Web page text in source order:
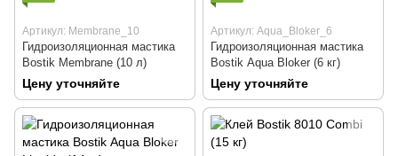
Артикул: Membrane_10
Гидроизоляционная мастика
Bostik Membrane (10 л)
Цену уточняйте
Артикул: Аqua_Bloker_6
Гидроизоляционная мастика
Bostik Аqua Bloker (6 кг)
Цену уточняйте